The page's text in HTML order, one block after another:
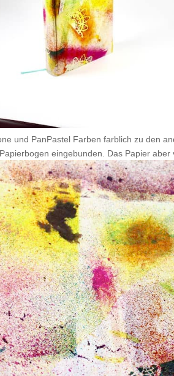
und PanPastel Farben farblich zu den
eingebunden. Das Papier